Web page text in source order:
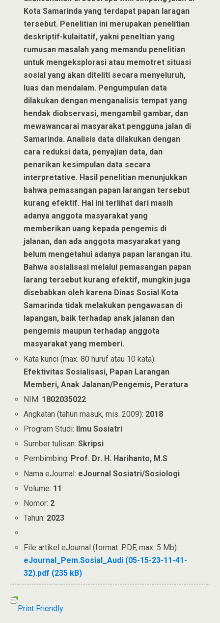
Kota Samarinda yang terdapat papan laragan
tersebut. Penelitian ini merupakan penelitian
deskriptif-kulaitatif, yakni peneltian yang
rumusan masalah yang memandu penelitian
untuk mengeksplorasi atau memotret situasi
sosial yang akan diteliti secara menyeluruh,
luas dan mendalam. Pengumpulan data
dilakukan dengan menganalisis tempat yang
hendak diobservasi, mengambil gambar, dan
mewawancarai masyarakat pengguna jalan di
Samarinda. Analisis data dilakukan dengan
cara reduksi data, penyajian data, dan
penarikan kesimpulan data secara
interpretative. Hasil penelitian menunjukkan
bahwa pemasangan papan larangan tersebut
kurang efektif. Hal ini terlihat dari masih
adanya anggota masyarakat yang
memberikan uang kepada pengemis di
jalanan, dan ada anggota masyarakat yang
belum mengetahui adanya papan larangan itu.
Bahwa sosialisasi melalui pemasangan papan
larang tersebut kurang efektif, mungkin juga
disebabkan oleh karena Dinas Sosial Kota
Samarinda tidak melakukan pengawasan di
lapangan, baik terhadap anak jalanan dan
pengemis maupun terhadap anggota
masyarakat yang memberi.
Kata kunci (max. 80 huruf atau 10 kata):
Efektivitas Sosialisasi, Papan Larangan
Memberi, Anak Jalanan/Pengemis, Peratura
NIM: 1802035022
Angkatan (tahun masuk, mis. 2009): 2018
Program Studi: Ilmu Sosiatri
Sumber tulisan:Skripsi
Pembimbing: Prof. Dr. H. Harihanto, M.S
Nama eJournal: eJournal Sosiatri/Sosiologi
Volume: 11
Nomor: 2
Tahun: 2023
File artikel eJournal (format .PDF, max. 5 Mb):
eJournal_Pem.Sosial_Audi (05-15-23-11-41-
32).pdf (235 kB)
Print Friendly